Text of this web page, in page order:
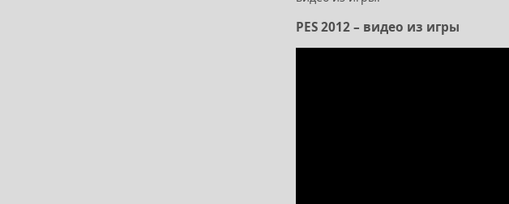
PES 2012 – видео из игры